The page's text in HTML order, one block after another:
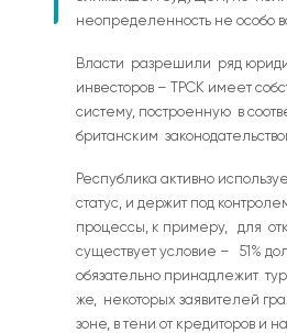
неопределенность не особо
Власти разрешили ряд
инвесторов – ТРСК имеет
систему, построенную в
британским
Республика активно
статус, и держит под
процессы, к примеру, для
существует условие – 51%
обязательно принадлежит
же, некоторых заявителей
зоне, в тени от кредиторов и